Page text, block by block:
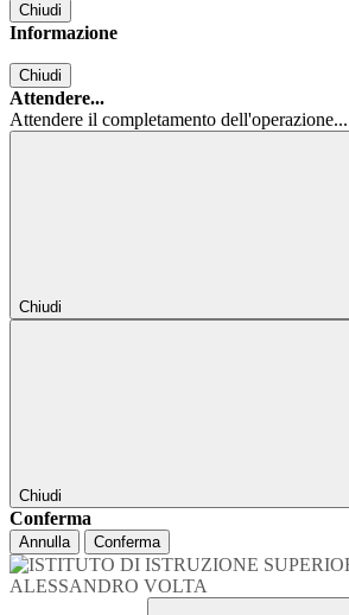
Chiudi
Informazione
Chiudi
Attendere...
Attendere il completamento dell'operazione...
Chiudi
Chiudi
Conferma
Annulla Conferma